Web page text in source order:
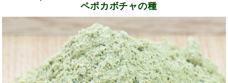
ペポカボチャの種